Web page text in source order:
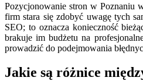
Pozycjonowanie stron w Poznaniu
firm stara się zdobyć uwagę tych
SEO; to oznacza konieczność
brakuje im budżetu na
prowadzić do podejmowania
Jakie są różnice